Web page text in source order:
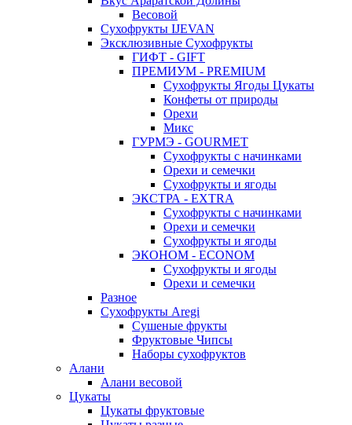
Весовой
Сухофрукты IJEVAN
Эксклюзивные Сухофрукты
ГИФТ - GIFT
ПРЕМИУМ - PREMIUM
Сухофрукты Ягоды Цукаты
Конфеты от природы
Орехи
Микс
ГУРМЭ - GOURMET
Сухофрукты с начинками
Орехи и семечки
Сухофрукты и ягоды
ЭКСТРА - EXTRA
Сухофрукты с начинками
Орехи и семечки
Сухофрукты и ягоды
ЭКОНОМ - ECONOM
Сухофрукты и ягоды
Орехи и семечки
Разное
Сухофрукты Aregi
Сушеные фрукты
Фруктовые Чипсы
Наборы сухофруктов
Алани
Алани весовой
Цукаты
Цукаты фруктовые